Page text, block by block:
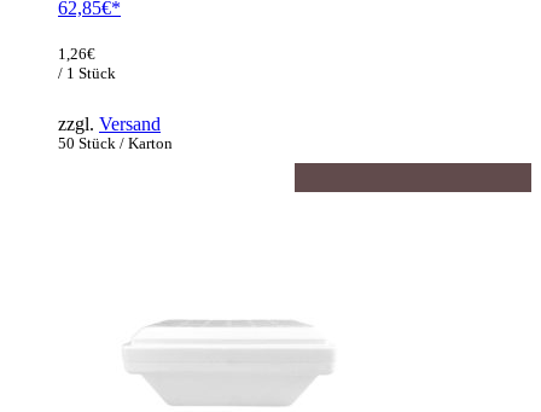
62,85€
50 Stück / Karton
1,26€
/ 1 Stück
zzgl. Versand